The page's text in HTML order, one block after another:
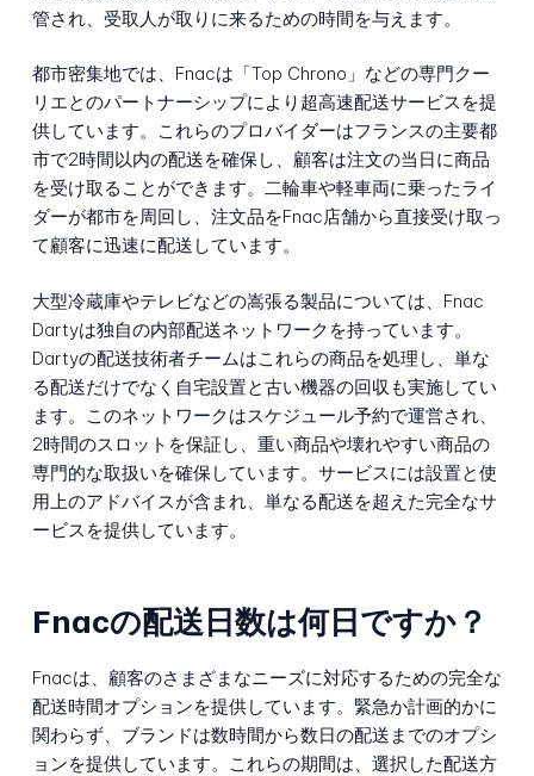
管され、受取人が取りに来るための時間を与えます。
都市密集地では、Fnacは「Top Chrono」などの専門クー
リエとのパートナーシップにより超高速配送サービスを提
供しています。これらのプロバイダーはフランスの主要都
市で2時間以内の配送を確保し、顧客は注文の当日に商品
を受け取ることができます。二輪車や軽車両に乗ったライ
ダーが都市を周回し、注文品をFnac店舗から直接受け取っ
て顧客に迅速に配送しています。
大型冷蔵庫やテレビなどの嵩張る製品については、Fnac
Dartyは独自の内部配送ネットワークを持っています。
Dartyの配送技術者チームはこれらの商品を処理し、単な
る配送だけでなく自宅設置と古い機器の回収も実施してい
ます。このネットワークはスケジュール予約で運営され、
2時間のスロットを保証し、重い商品や壊れやすい商品の
専門的な取扱いを確保しています。サービスには設置と使
用上のアドバイスが含まれ、単なる配送を超えた完全なサ
ービスを提供しています。
Fnacの配送日数は何日ですか？
Fnacは、顧客のさまざまなニーズに対応するための完全な
配送時間オプションを提供しています。緊急か計画的かに
関わらず、ブランドは数時間から数日の配送までのオプシ
ョンを提供しています。これらの期間は、選択した配送方